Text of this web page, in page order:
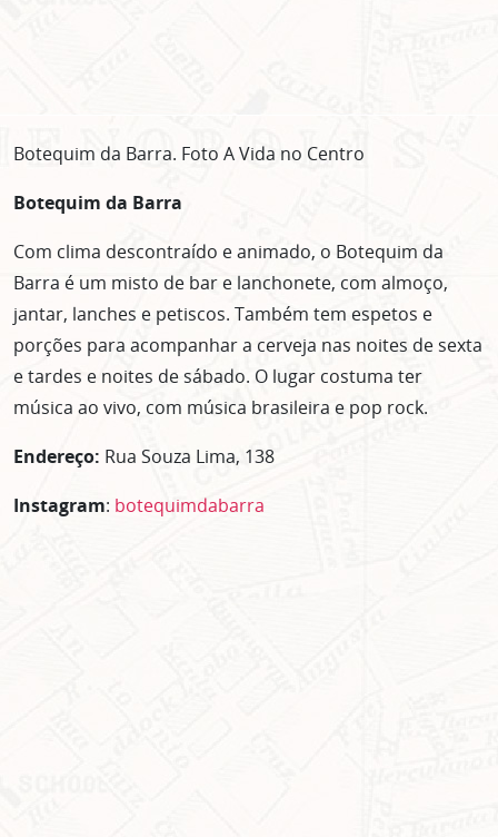
Botequim da Barra. Foto A Vida no Centro
Botequim da Barra
Com clima descontraído e animado, o Botequim da
Barra é um misto de bar e lanchonete, com almoço,
jantar, lanches e petiscos. Também tem espetos e
porções para acompanhar a cerveja nas noites de sexta
e tardes e noites de sábado. O lugar costuma ter
música ao vivo, com música brasileira e pop rock.
Endereço: Rua Souza Lima, 138
Instagram: botequimdabarra